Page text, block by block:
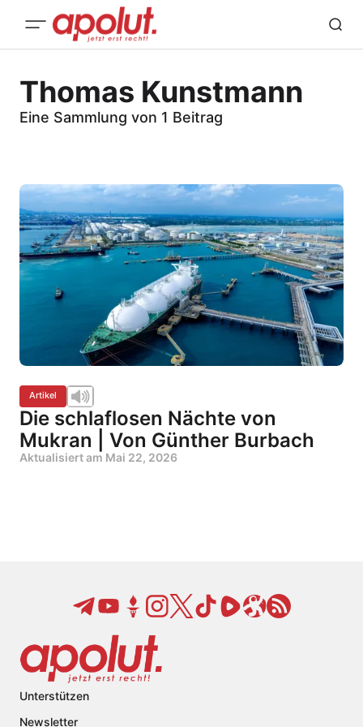
Thomas Kunstmann
Eine Sammlung von 1 Beitrag
Artikel
Die schlaflosen Nächte von
Mukran | Von Günther Burbach
Aktualisiert am Mai 22, 2026
Unterstützen
Newsletter